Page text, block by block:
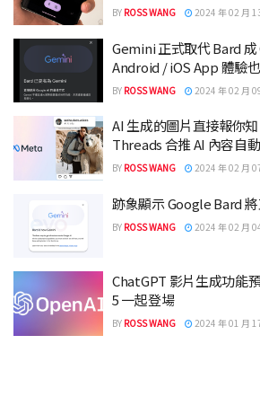
BY ROSS WANG 2024 年 02 月
Gemini 正式取代 Bard 成
Android / iOS App 體驗
BY ROSS WANG 2024 年 02 月
AI 生成的圖片直接報你
Threads 合推 AI 內容自
BY ROSS WANG 2024 年 02 月
跡象顯示 Google Bard
BY ROSS WANG 2024 年 02 月
ChatGPT 影片生成功能
5 一起登場
BY ROSS WANG 2024 年 01 月